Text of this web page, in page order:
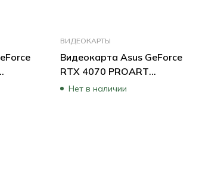
(8
ВИДЕОКАРТЫ
Видеокарта Asus GeForce
RTX 4070 PROART
PROART-RTX4070-O12G
Нет в наличии